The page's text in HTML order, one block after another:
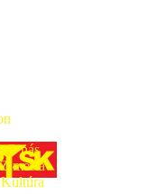
O nás
Z mesta
Kultúra